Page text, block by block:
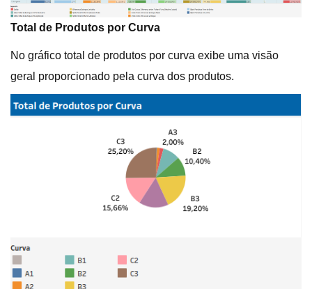
Total de Produtos por Curva
No gráfico total de produtos por curva exibe uma visão
geral proporcionado pela curva dos produtos.